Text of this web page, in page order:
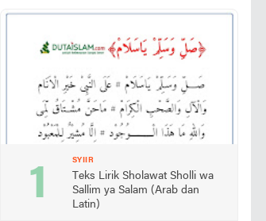
SYIIR
Teks Lirik Sholawat Sholli wa
Sallim ya Salam (Arab dan
Latin)